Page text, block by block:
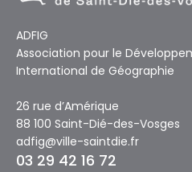
ADFIG
Association pour le
International de Géographie
26 rue d’Amérique
88 100 Saint-Dié-des-Vosges
adfig@ville-saintdie.fr
03 29 42 16 72